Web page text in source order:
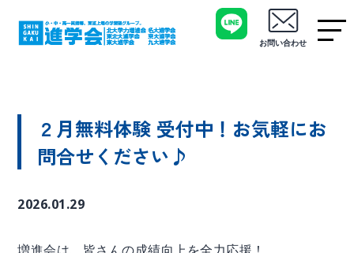
お問い合わせ
２月無料体験 受付中！お気軽にお
問合せください♪
2026.01.29